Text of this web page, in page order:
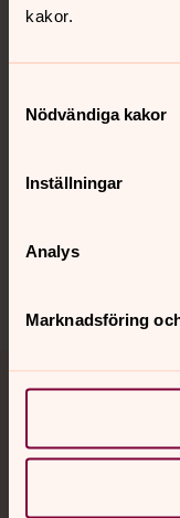
kakor.
Nödvändiga kakor
Inställningar
Analys
Marknadsföring
Kalender
Akut samtals- och
med en präst på